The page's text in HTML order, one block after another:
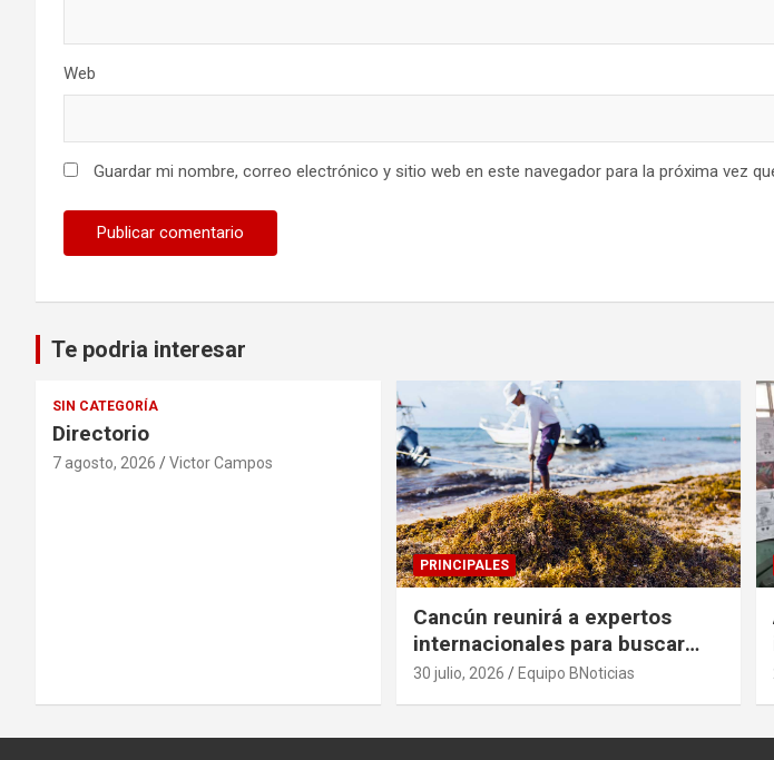
Web
Guardar mi nombre, correo electrónico y sitio web en este navegador para la próxima vez
Te podria interesar
SIN CATEGORÍA
Directorio
7 agosto, 2026 Victor Campos
PRINCIPALES
Cancún reunirá a expertos
internacionales para buscar
soluciones al problema del
30 julio, 2026 Equipo BNoticias